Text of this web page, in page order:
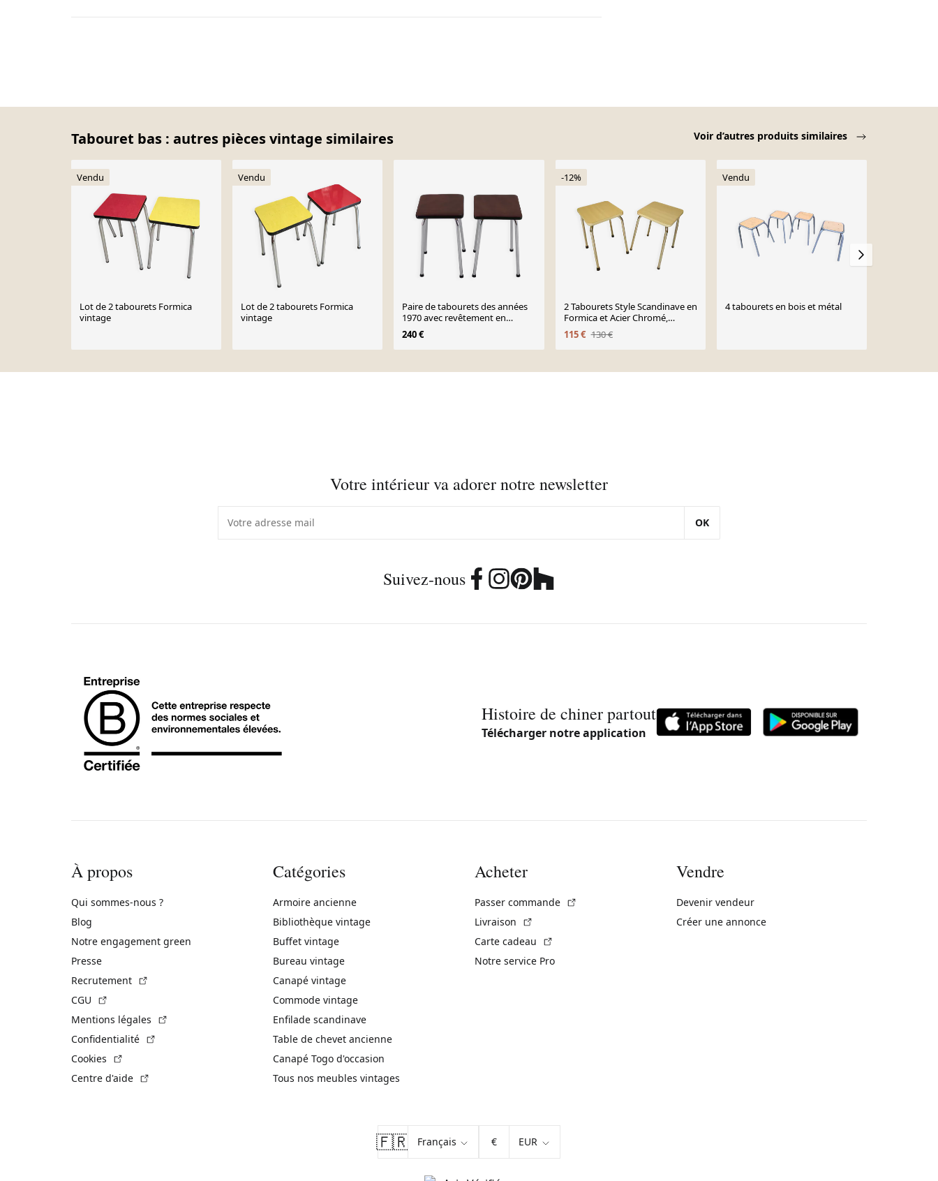
Tabouret bas : autres pièces vintage similaires Voir d’autres produits similaires
Vendu
Lot de 2 tabourets Formica
vintage
Vendu
Lot de 2 tabourets Formica
vintage
Paire de tabourets des années
1970 avec revêtement en
similicuir, Tchécoslovaquie
240 €
-12%
2 Tabourets Style Scandinave en
Formica et Acier Chromé,
années 50-60
115 € 130 €
Vendu
4 tabourets en bois et métal
Votre intérieur va adorer notre newsletter
OK
Suivez-nous
Histoire de chiner partout
Télécharger notre application
À propos
Qui sommes-nous ?
Blog
Notre engagement green
Presse
Recrutement
CGU
Mentions légales
Confidentialité
Cookies
Centre d'aide
Catégories
Armoire ancienne
Bibliothèque vintage
Buffet vintage
Bureau vintage
Canapé vintage
Commode vintage
Enfilade scandinave
Table de chevet ancienne
Canapé Togo d'occasion
Tous nos meubles vintages
Acheter
Passer commande
Livraison
Carte cadeau
Notre service Pro
Vendre
Devenir vendeur
Créer une annonce
🇫🇷 €